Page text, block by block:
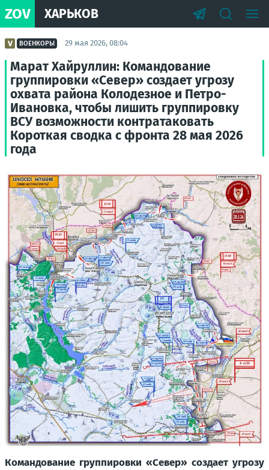
ZOV ХАРЬКОВ
ВОЕНКОРЫ 29 мая 2026, 08:04
Марат Хайруллин: Командование
группировки «Север» создает угрозу
охвата района Колодезное и Петро-
Ивановка, чтобы лишить группировку
ВСУ возможности контратаковать
Короткая сводка с фронта 28 мая 2026
года
Командование группировки «Север» создает угрозу